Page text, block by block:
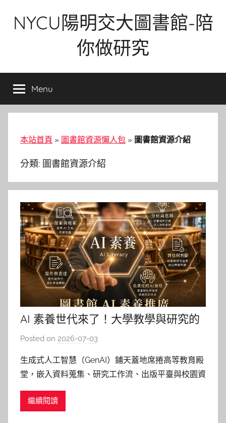
NYCU陽明交大圖書館-陪
你做研究
Menu
本站首頁 » 圖書館資源懶人包 » 圖書館資源介紹
分類: 圖書館資源介紹
AI 素養世代來了！大學教學與研究的
華麗轉身術
Posted on 2026-07-03
巴
詠
生成式人工智慧（GenAI）鋪天蓋地席捲高等教育殿
堂，嵌入資料蒐集、研究工作流、出版平臺與校園資
（Reprofessionalisation）的挑戰。我們擔憂學生作
繼續閱讀